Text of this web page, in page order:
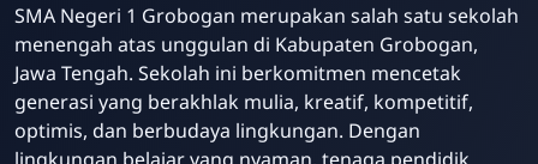
Pak Humas
SMA Negeri 1 Grobogan merupakan salah satu sekolah
menengah atas unggulan di Kabupaten Grobogan,
Jawa Tengah. Sekolah ini berkomitmen mencetak
generasi yang berakhlak mulia, kreatif, kompetitif,
optimis, dan berbudaya lingkungan. Dengan